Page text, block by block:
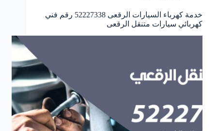
خدمة كهرباء السيارات الرقعى 52227338 رقم فني
كهربائي سيارات متنقل الرقعى